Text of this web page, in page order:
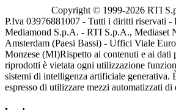
Copyright © 1999-2026 RTI
P.Iva 03976881007 - Tutti i diritti riservati -
Mediamond S.p.A. - RTI S.p.A., Mediaset
Amsterdam (Paesi Bassi) - Uffici Viale
Monzese (MI)Rispetto ai contenuti e ai dati
riprodotti è vietata ogni utilizzazione
sistemi di intelligenza artificiale generativa.
espresso di utilizzare mezzi automatizzati di